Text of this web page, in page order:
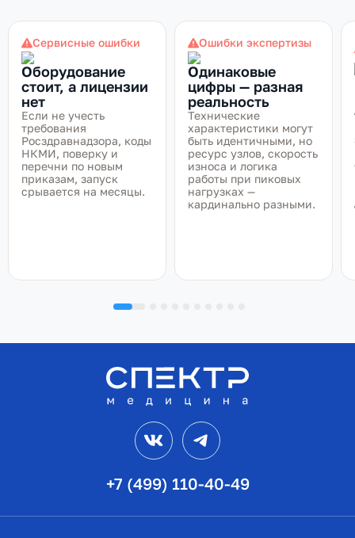
Сервисные ошибки
Оборудование
стоит, а лицензии
нет
Если не учесть
требования
Росздравнадзора, коды
НКМИ, поверку и
перечни по новым
приказам, запуск
срывается на месяцы.
Ошибки экспертизы
Одинаковые
цифры — разная
реальность
Технические
характеристики могут
быть идентичными, но
ресурс узлов, скорость
износа и логика
работы при пиковых
нагрузках —
кардинально разными.
+7 (499) 110-40-49
VK